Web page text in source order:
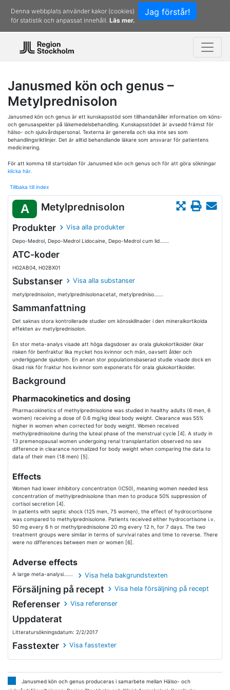
Jag förstår!
Denna webbplats använder kakor (cookies)
för statistik och anpassat innehåll. Läs mer.
Janusmed kön och genus –
Metylprednisolon
Janusmed kön och genus är ett kunskapsstöd som tillhandahåller information om köns-
och genusaspekter på läkemedelsbehandling. Kunskapsstödet är avsedd främst för
hälso- och sjukvårdspersonal. Texterna är generella och ska inte ses som
behandlingsriktlinjer. Det är alltid behandlande läkare som ansvarar för patientens
medicinering.
För att komma till startsidan för Janusmed kön och genus och för att göra sökningar
klicka här.
Tillbaka till index
A Metylprednisolon
Produkter Visa alla produkter
Depo-Medrol, Depo-Medrol Lidocaine, Depo-Medrol cum lid......
ATC-koder
H02AB04, H02BX01
Substanser Visa alla substanser
metylprednisolon, metylprednisolonacetat, metylpredniso......
Sammanfattning
Det saknas stora kontrollerade studier om könsskillnader i den mineralkortikoida
effekten av metylprednisolon.
En stor meta-analys visade att höga dagsdoser av orala glukokortikoider ökar
risken för benfraktur lika mycket hos kvinnor och män, oavsett ålder och
underliggande sjukdom. En annan stor populationsbaserad studie visade dock en
ökad risk för fraktur hos kvinnor som exponerats för orala glukokortikoider.
Background
Pharmacokinetics and dosing
Pharmacokinetics of methylprednisolone was studied in healthy adults (6 men, 6
women) receiving a dose of 0.6 mg/kg ideal body weight. Clearance was 55%
higher in women when corrected for body weight. Women received
methylprednisolone during the luteal phase of the menstrual cycle [4]. A study in
13 premenopausal women undergoing renal transplantation observed no sex
difference in clearance normalized for body weight when comparing the data to
data of their men (18 men) [5].
Effects
Women had lower inhibitory concentration (IC50), meaning women needed less
concentration of methylprednisolone than men to produce 50% suppression of
cortisol secretion [4].
In patients with septic shock (125 men, 75 women), the effect of hydrocortisone
was compared to methylprednisolone. Patients received either hydrocortisone i.v.
50 mg every 6 h or methylprednisolone 20 mg every 12 h, for 7 days. The two
treatment groups were similar in terms of survival rates and time to reverse. There
were no differences between men or women [6].
Adverse effects
A large meta-analysi...... Visa hela bakgrundstexten
Försäljning på recept Visa hela försäljning på recept
Referenser Visa referenser
Uppdaterat
Litteratursökningsdatum: 2/2/2017
Fasstexter Visa fasstexter
Janusmed kön och genus produceras i samarbete mellan Hälso- och